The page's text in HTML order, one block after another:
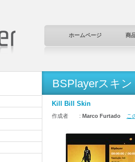
ホームページ 商
BSPlayerスキン
Kill Bill Skin
作成者 : Marco Furtado こ